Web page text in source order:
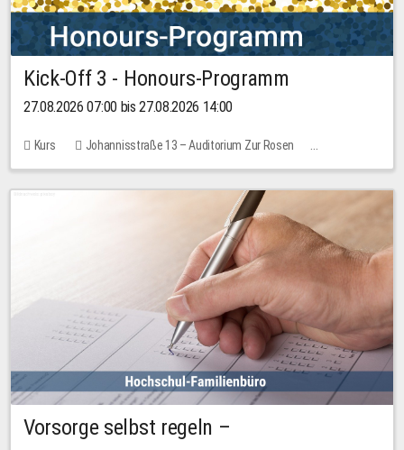
Kick-Off 3 - Honours-Programm
27.08.2026 07:00 bis 27.08.2026 14:00
Kurs
Johannisstraße 13 – Auditorium Zur Rosen
11 Plätze
Vorsorge selbst regeln –